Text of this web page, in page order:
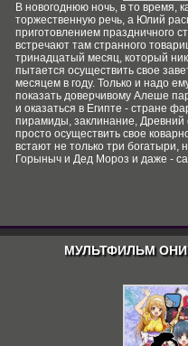
В новогоднюю ночь, в то время,
торжественную речь, а Юлий
приготовлением праздничного
встречают там странного
тринадцатый месяц, который
пытается осуществить свое
месяцем в году. Только и надо
показать доверчивому Алеше
и оказаться в Египте - стране
пирамиды, заклинание, Древний
просто осуществить свое
встают не только три
Горыныч и Дед Мороз и даже -
МУЛЬТФИЛЬМ